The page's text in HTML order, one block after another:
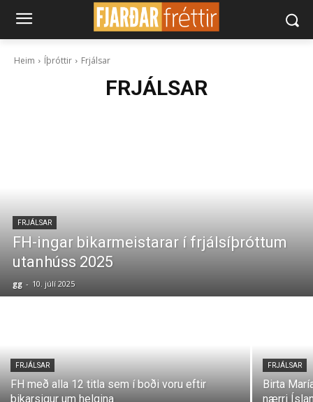
Heim Íþróttir Frjálsar
FRJÁLSAR
FRJÁLSAR
FH-ingar bikarmeistarar í frjálsíþróttum
utanhúss 2025
gg - 10. júlí 2025
FRJÁLSAR
FH með alla 12 titla sem í boði voru eftir
bikarsigur um helgina
FRJÁLSAR
Birta
nærri